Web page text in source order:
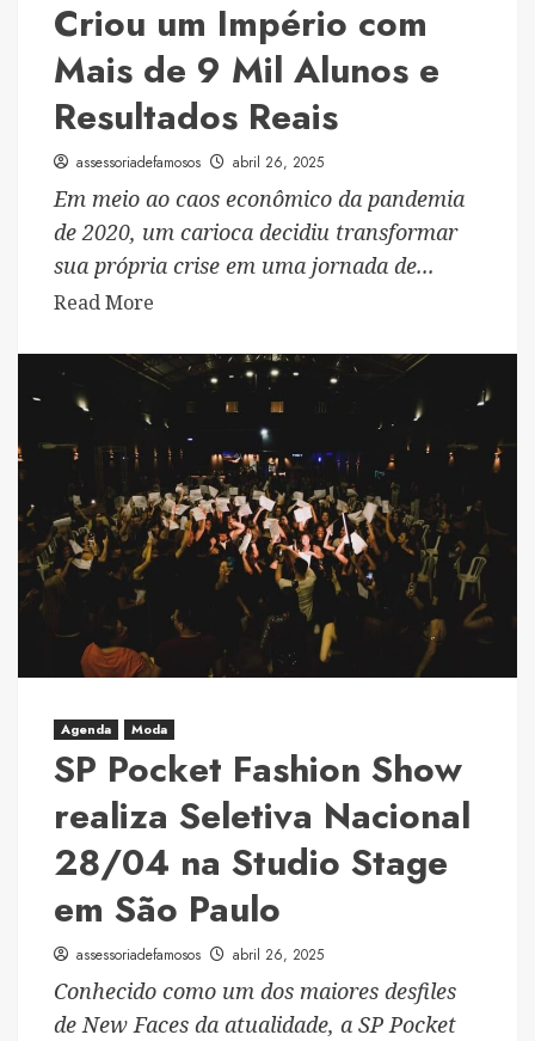
Cruzeiro
On
Board
Festival
Criou um Império com
Mais de 9 Mil Alunos e
Resultados Reais
assessoriadefamosos abril 26, 2025
Em meio ao caos econômico da pandemia
de 2020, um carioca decidiu transformar
sua própria crise em uma jornada de...
Read More
about
De
Aluno
a
Mentor:
Como
Henrique
um
Império
Mais
de
9
Mil
e
Resultados
Reais
Agenda Moda
SP Pocket Fashion Show
realiza Seletiva Nacional
28/04 na Studio Stage
em São Paulo
assessoriadefamosos abril 26, 2025
Conhecido como um dos maiores desfiles
de New Faces da atualidade, a SP Pocket